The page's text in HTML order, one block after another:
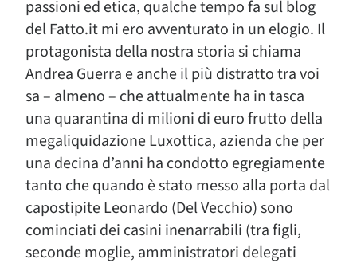
passioni ed etica, qualche tempo fa sul blog
del Fatto.it mi ero avventurato in un elogio. Il
protagonista della nostra storia si chiama
Andrea Guerra e anche il più distratto tra voi
sa – almeno – che attualmente ha in tasca
una quarantina di milioni di euro frutto della
megaliquidazione Luxottica, azienda che per
una decina d’anni ha condotto egregiamente
tanto che quando è stato messo alla porta dal
capostipite Leonardo (Del Vecchio) sono
cominciati dei casini inenarrabili (tra figli,
seconde moglie, amministratori delegati